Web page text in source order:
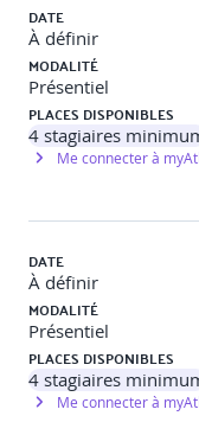
Optimiser
Identifier les
Développer une
Pratiquer
Mettre en
Assurer la prise
interlocuteur.
Travaux pratiques
Échanges en groupe
comme difficiles,
DATE
À définir
MODALITÉ
Présentiel
PLACES DISPONIBLES
4 stagiaires
Me connecter à
DATE
À définir
MODALITÉ
Présentiel
PLACES DISPONIBLES
4 stagiaires
Me connecter à